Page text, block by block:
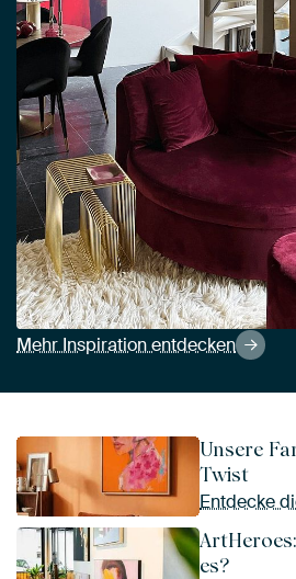
Mehr Inspiration entdecken
Unsere
Twist
Entdecke
es?